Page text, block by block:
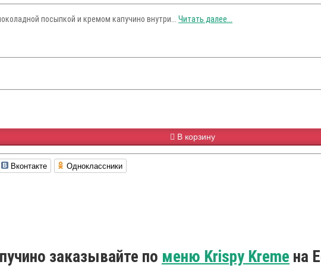
посыпкой и кремом капучино внутри... Читать далее...
В корзину
Вконтакте Одноклассники
заказывайте по меню Krispy Kreme на